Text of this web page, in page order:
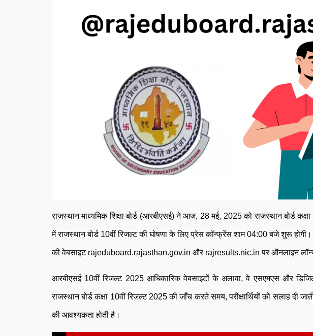
राजस्थान माध्यमिक शिक्षा बोर्ड (आरबीएसई) ने आज, 28 मई, 2025 को राजस्थान बोर्ड
में राजस्थान बोर्ड 10वीं रिजल्ट की घोषणा के लिए प्रेस कॉन्फ्रेंस शाम 04:00 बजे शुरू
की वेबसाइट rajeduboard.rajasthan.gov.in और rajresults.nic.in पर ऑनलाइन लॉन्च
आरबीएसई 10वीं रिजल्ट 2025 आधिकारिक वेबसाइटों के अलावा, वे एसएमएस और
राजस्थान बोर्ड कक्षा 10वीं रिजल्ट 2025 की जाँच करते समय, परीक्षार्थियों को सलाह दी
की आवश्यकता होती है।